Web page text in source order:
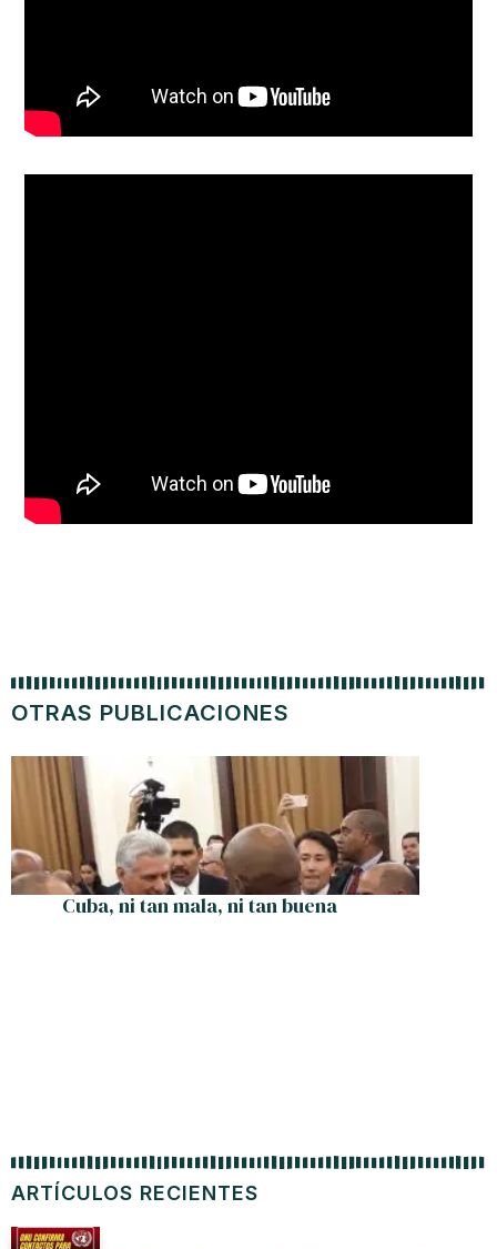
ARTÍCULOS RECIENTES
OTRAS PUBLICACIONES
Cuba, ni tan mala, ni tan buena